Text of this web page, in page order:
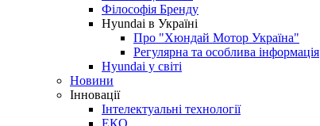
Філософія Бренду
Hyundai в Україні
Про "Хюндай Мотор Україна"
Регулярна та особлива інформація
Hyundai у світі
Новини
Інновації
Інтелектуальні технології
ЕКО